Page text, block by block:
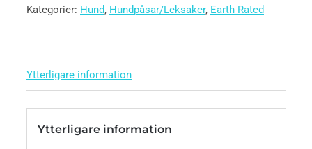
Kategorier: Hund, Hundpåsar/Leksaker, Earth Rated
Ytterligare information
Ytterligare information